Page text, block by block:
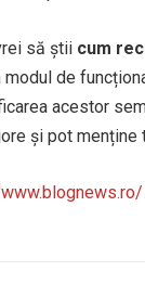
să știi cum
de
acestor
și pot menține